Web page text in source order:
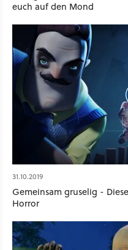
euch auf den Mond
31.10.2019
Gemeinsam gruselig -
Horror